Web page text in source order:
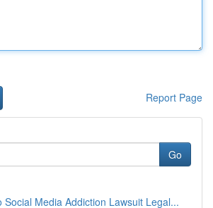
Report Page
Go
Social Media Addiction Lawsuit Legal...